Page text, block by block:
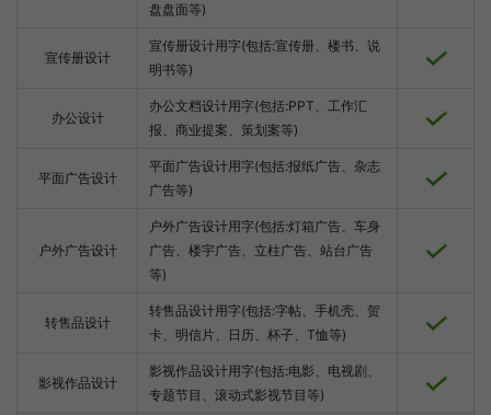
盘盘面等)
宣传册设计
宣传册设计用字(包括:宣传册、楼书、说
明书等)
办公设计
办公文档设计用字(包括:PPT、工作汇
报、商业提案、策划案等)
平面广告设计
平面广告设计用字(包括:报纸广告、杂志
广告等)
户外广告设计
户外广告设计用字(包括:灯箱广告、车身
广告、楼宇广告、立柱广告、站台广告
等)
转售品设计
转售品设计用字(包括:字帖、手机壳、贺
卡、明信片、日历、杯子、T恤等)
影视作品设计
影视作品设计用字(包括:电影、电视剧、
专题节目、滚动式影视节目等)